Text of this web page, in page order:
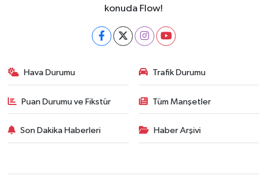
konuda Flow!
Hava Durumu Trafik Durumu
Puan Durumu ve Fikstür Tüm Manşetler
Son Dakika Haberleri Haber Arşivi